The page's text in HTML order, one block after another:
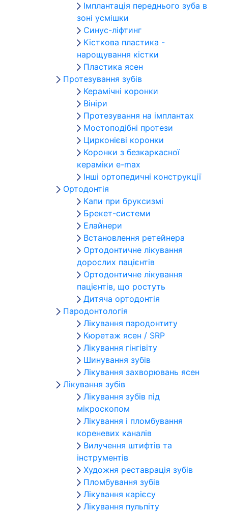
Імплантація переднього зуба в
зоні усмішки
Синус-ліфтинг
Кісткова пластика -
нарощування кістки
Пластика ясен
Протезування зубів
Керамічні коронки
Вініри
Протезування на імплантах
Мостоподібні протези
Цирконієві коронки
Коронки з безкаркасної
кераміки e-max
Інші ортопедичні конструкції
Ортодонтія
Капи при бруксизмі
Брекет-системи
Елайнери
Встановлення ретейнера
Ортодонтичне лікування
дорослих пацієнтів
Ортодонтичне лікування
пацієнтів, що ростуть
Дитяча ортодонтія
Пародонтологія
Лікування пародонтиту
Кюретаж ясен / SRP
Лікування гінгівіту
Шинування зубів
Лікування захворювань ясен
Лікування зубів
Лікування зубів під
мікроскопом
Лікування і пломбування
кореневих каналів
Вилучення штифтів та
інструментів
Художня реставрація зубів
Пломбування зубів
Лікування карієсу
Лікування пульпіту